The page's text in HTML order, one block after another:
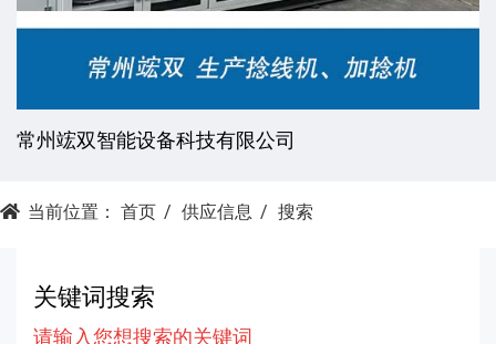
常州竤双智能设备科技有限公司
当前位置： 首页 供应信息 搜索
关键词搜索
请输入您想搜索的关键词